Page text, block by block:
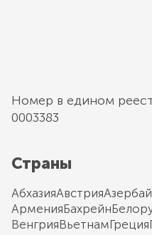
Номер в едином
0003383
Страны
АбхазияАвстрия
АрменияБахрейн
ВенгрияВьетнамГреция